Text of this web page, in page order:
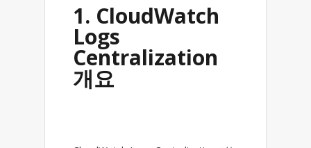
1. CloudWatch
Logs
Centralization
개요